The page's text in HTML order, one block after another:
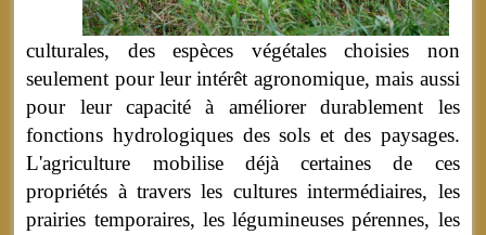
culturales, des espèces végétales choisies non
seulement pour leur intérêt agronomique, mais aussi
pour leur capacité à améliorer durablement les
fonctions hydrologiques des sols et des paysages.
L'agriculture mobilise déjà certaines de ces
propriétés à travers les cultures intermédiaires, les
prairies temporaires, les légumineuses pérennes, les